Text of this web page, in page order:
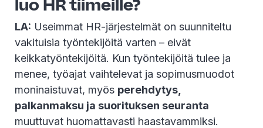
luo HR tiimeille?
LA: Useimmat HR-järjestelmät on suunniteltu
vakituisia työntekijöitä varten – eivät
keikkatyöntekijöitä. Kun työntekijöitä tulee ja
menee, työajat vaihtelevat ja sopimusmuodot
moninaistuvat, myös perehdytys,
palkanmaksu ja suorituksen seuranta
muuttuvat huomattavasti haastavammiksi.